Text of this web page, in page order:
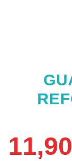
11,90